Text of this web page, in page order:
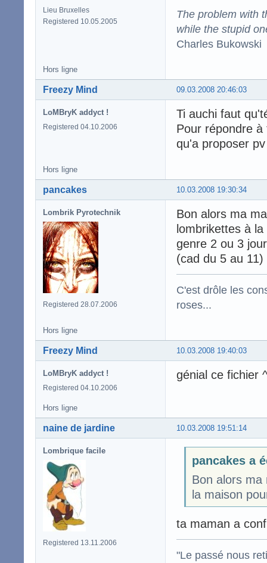
Lieu Bruxelles
Registered 10.05.2005
The problem with
while the stupid
Charles Bukowski
Hors ligne
09.03.2008 20:46:03
Freezy Mind
LoMBryK addyct !
Registered 04.10.2006
Ti auchi faut
Pour répondre
qu'a proposer
Hors ligne
10.03.2008 19:30:34
pancakes
Lombrik Pyrotechnik
Registered 28.07.2006
Bon alors ma
lombrikettes à
genre 2 ou 3
(cad du 5 au
C'est drôle les
roses...
Hors ligne
10.03.2008 19:40:03
Freezy Mind
LoMBryK addyct !
Registered 04.10.2006
génial ce fichier
Hors ligne
10.03.2008 19:51:14
naine de jardine
Lombrique facile
Registered 13.11.2006
pancakes a
Bon alors ma
la maison
ta maman a
"Le passé nous